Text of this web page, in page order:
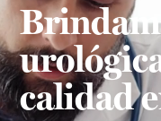
calidad